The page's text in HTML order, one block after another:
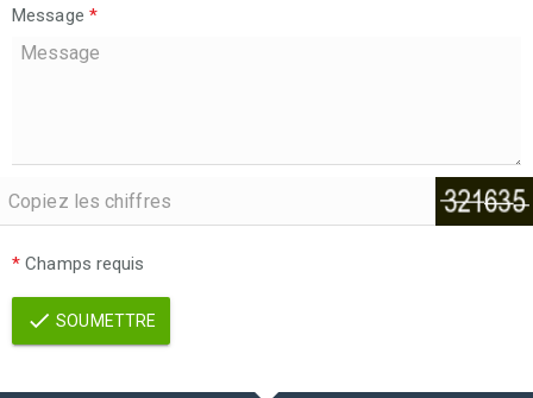
Message *
* Champs requis
SOUMETTRE